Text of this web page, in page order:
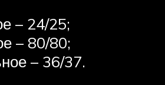
– 24/25;
– 80/80;
– 36/37.